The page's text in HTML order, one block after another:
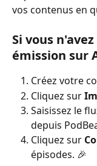
vos contenus en
Si vous
émission sur
Créez votre
Cliquez sur
Saisissez le
depuis
Cliquez sur
épisodes. 🎉